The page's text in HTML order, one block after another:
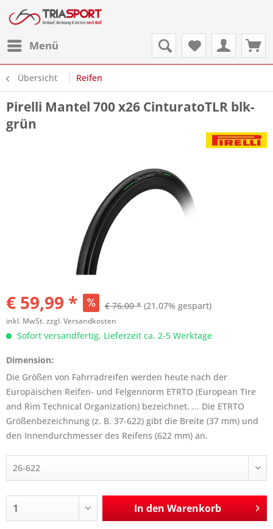
Menü
Übersicht Reifen
Pirelli Mantel 700 x26 CinturatoTLR blk-
grün
€ 59,99 * € 76,00 * (21,07% gespart)
inkl. MwSt.zzgl. Versandkosten
Sofort versandfertig, Lieferzeit ca. 2-5 Werktage
Dimension:
Die Größen von Fahrradreifen werden heute nach der
Europäischen Reifen- und Felgennorm ETRTO (European Tire
and Rim Technical Organization) bezeichnet. ... Die ETRTO
Größenbezeichnung (z. B. 37-622) gibt die Breite (37 mm) und
den Innendurchmesser des Reifens (622 mm) an.
In den Warenkorb